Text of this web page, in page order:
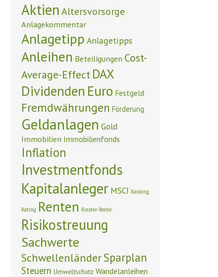
Aktien Altersvorsorge
Anlagekommentar
Anlagetipp Anlagetipps
Anleihen Beteiligungen Cost-
Average-Effect DAX
Dividenden Euro Festgeld
Fremdwährungen Förderung
Geldanlagen Gold
Immobilien Immobilienfonds
Inflation
Investmentfonds
Kapitalanleger MSCI Ranking
Rating Renten Riester-Rente
Risikostreuung
Sachwerte
SchwellenländerSparplan
Steuern Umweltschutz Wandelanleihen